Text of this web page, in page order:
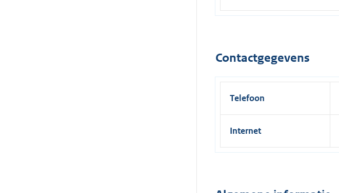
Contactgegevens
Telefoon
Internet